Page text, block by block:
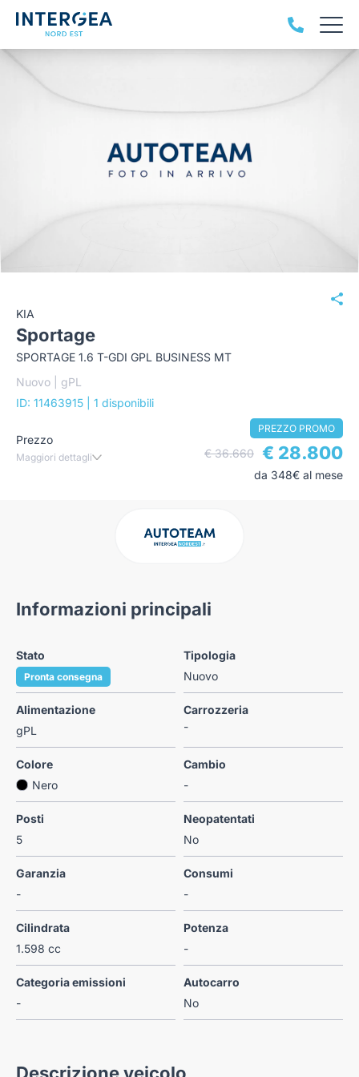
KIA
Sportage
SPORTAGE 1.6 T-GDI GPL BUSINESS MT
Nuovo | gPL
ID: 11463915
| 1 disponibili
Prezzo
Maggiori dettagli
PREZZO PROMO
€ 36.660 € 28.800
da 348€ al mese
Informazioni principali
Stato
Pronta consegna
Tipologia
Nuovo
Alimentazione
gPL
Carrozzeria
-
Colore
Nero
Cambio
-
Posti
5
Neopatentati
No
Garanzia
-
Consumi
-
Cilindrata
1.598 cc
Potenza
-
Categoria emissioni
-
Autocarro
No
Descrizione veicolo